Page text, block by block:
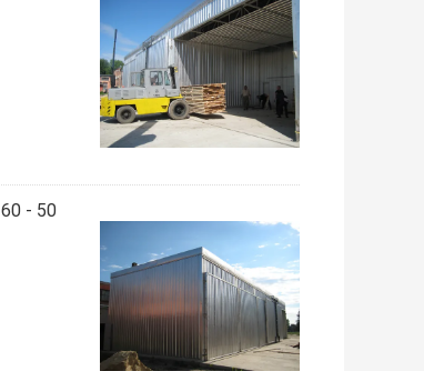
50 - 60 هرتز غرفة تجفيف الخشب ، آلة تجفيف الخشب 150 كجم / م2 حمولة الثلج